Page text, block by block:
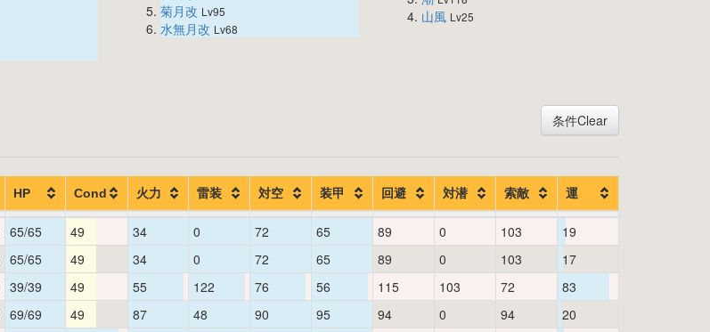
菊月改 Lv95
水無月改 Lv68
山風 Lv25
条件Clear
HP Cond 火力 雷装 対空 装甲 回避 対潜 索敵 運
65/65 49 34 0 72 65 89 0 103
19
65/65 49 34 0 72 65 89 0 103
17
39/39 49 55 122 76 56 115 103 72
83
69/69 49 87 48 90 95 94 0 94
20